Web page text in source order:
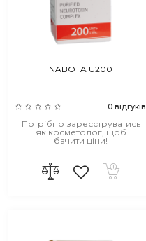
NABOTA U200
0 відгуків
Потрібно зареєструватись
як косметолог, щоб
бачити ціни!